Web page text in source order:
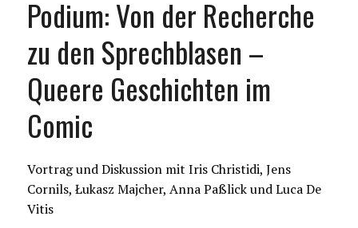
Podium: Von der Recherche
zu den Sprechblasen –
Queere Geschichten im
Comic
Vortrag und Diskussion mit Iris Christidi, Jens
Cornils, Łukasz Majcher, Anna Paßlick und Luca De
Vitis